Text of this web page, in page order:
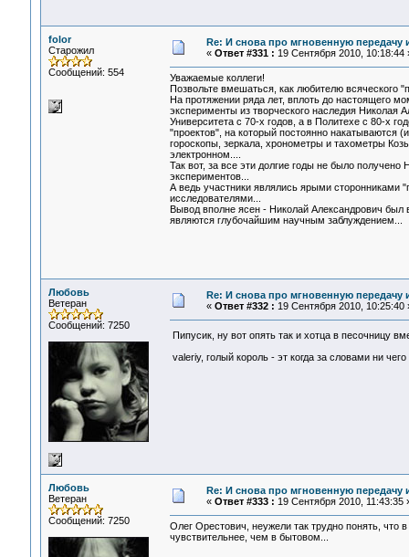
folor
Старожил
Сообщений: 554
Re: И снова про мгновенную
« Ответ #331 : 19 Сентября 2010, 10:18:44
Уважаемые коллеги!
Позвольте вмешаться, как любителю всяческого
На протяжении ряда лет, вплоть до настоящего
эксперименты из творческого наследия Николая
Университета с 70-х годов, а в Политехе с 80-х
"проектов", на который постоянно накатываются
гороскопы, зеркала, хронометры и тахометры
электронном....
Так вот, за все эти долгие годы не было
экспериментов...
А ведь участники являлись ярыми сторонниками
исследователями...
Вывод вполне ясен - Николай Александрович
являются глубочайшим научным заблуждением...
Любовь
Ветеран
Сообщений: 7250
Re: И снова про мгновенную
« Ответ #332 : 19 Сентября 2010, 10:25:40
Пипусик, ну вот опять так и хотца в песочницу
valeriy, голый король - эт когда за словами ни
Любовь
Ветеран
Сообщений: 7250
Re: И снова про мгновенную
« Ответ #333 : 19 Сентября 2010, 11:43:35
Олег Орестович, неужели так трудно понять, что
чувствительнее, чем в бытовом...